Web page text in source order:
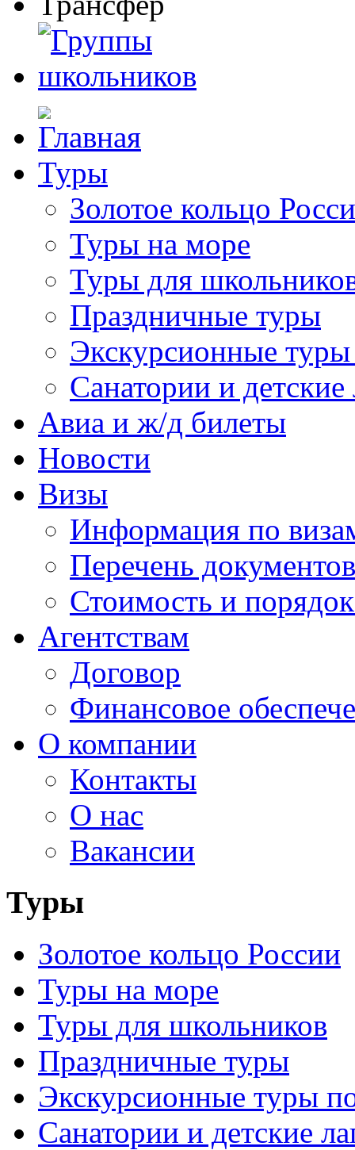
Туры
Золотое кольцо
Туры на море
Туры для
Праздничные туры
Экскурсионные
Санатории и детские
Авиа и ж/д билеты
Новости
Визы
Информация по
Перечень
Стоимость и
Агентствам
Договор
Финансовое
О компании
Контакты
О нас
Вакансии
Туры
Золотое кольцо России
Туры на море
Туры для школьников
Праздничные туры
Экскурсионные туры
Санатории и детские